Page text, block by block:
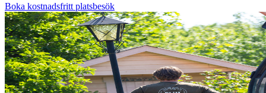
Boka kostnadsfritt platsbesök